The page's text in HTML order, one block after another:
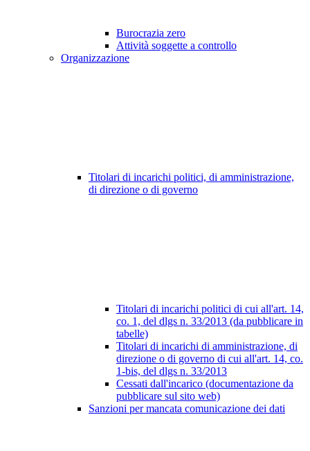
Burocrazia zero
Attività soggette a controllo
Organizzazione
Titolari di incarichi politici, di amministrazione,
di direzione o di governo
Titolari di incarichi politici di cui all'art. 14,
co. 1, del dlgs n. 33/2013 (da pubblicare in
tabelle)
Titolari di incarichi di amministrazione, di
direzione o di governo di cui all'art. 14, co.
1-bis, del dlgs n. 33/2013
Cessati dall'incarico (documentazione da
pubblicare sul sito web)
Sanzioni per mancata comunicazione dei dati